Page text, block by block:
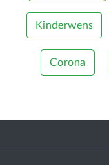
Kinderwens
Corona